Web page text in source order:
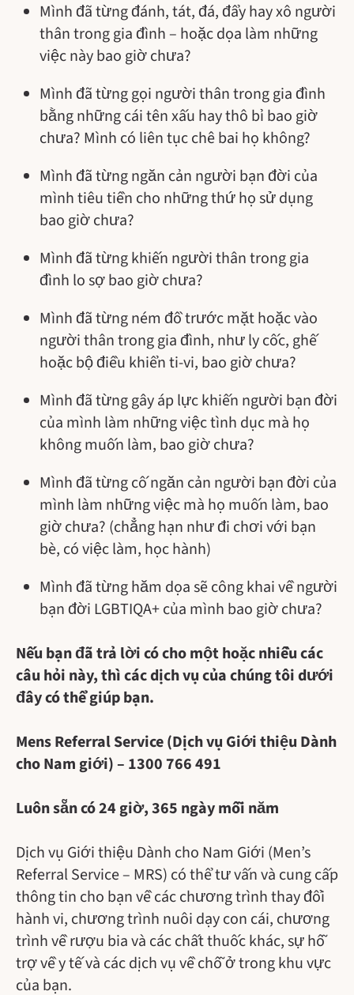
Mình đã từng đánh, tát, đá, đẩy hay xô người
thân trong gia đình – hoặc dọa làm những
việc này bao giờ chưa?
Mình đã từng gọi người thân trong gia đình
bằng những cái tên xấu hay thô bỉ bao giờ
chưa? Mình có liên tục chê bai họ không?
Mình đã từng ngăn cản người bạn đời của
mình tiêu tiền cho những thứ họ sử dụng
bao giờ chưa?
Mình đã từng khiến người thân trong gia
đình lo sợ bao giờ chưa?
Mình đã từng ném đồ trước mặt hoặc vào
người thân trong gia đình, như ly cốc, ghế
hoặc bộ điều khiển ti-vi, bao giờ chưa?
Mình đã từng gây áp lực khiến người bạn đời
của mình làm những việc tình dục mà họ
không muốn làm, bao giờ chưa?
Mình đã từng cố ngăn cản người bạn đời của
mình làm những việc mà họ muốn làm, bao
giờ chưa? (chẳng hạn như đi chơi với bạn
bè, có việc làm, học hành)
Mình đã từng hăm dọa sẽ công khai về người
bạn đời LGBTIQA+ của mình bao giờ chưa?
Nếu bạn đã trả lời có cho một hoặc nhiều các
câu hỏi này, thì các dịch vụ của chúng tôi dưới
đây có thể giúp bạn.
Mens Referral Service (Dịch vụ Giới thiệu Dành
cho Nam giới) – 1300 766 491
Luôn sẵn có 24 giờ, 365 ngày mỗi năm
Dịch vụ Giới thiệu Dành cho Nam Giới (Men’s
Referral Service – MRS) có thể tư vấn và cung cấp
thông tin cho bạn về các chương trình thay đổi
hành vi, chương trình nuôi dạy con cái, chương
trình về rượu bia và các chất thuốc khác, sự hỗ
trợ về y tế và các dịch vụ về chỗ ở trong khu vực
của bạn.